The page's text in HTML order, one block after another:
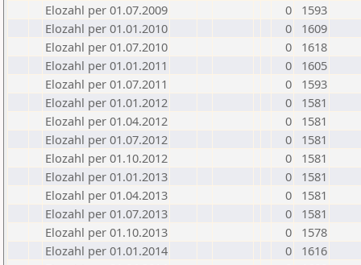
Elozahl per 01.07.2009
0
1593
Elozahl per 01.01.2010
0
1609
Elozahl per 01.07.2010
0
1618
Elozahl per 01.01.2011
0
1605
Elozahl per 01.07.2011
0
1593
Elozahl per 01.01.2012
0
1581
Elozahl per 01.04.2012
0
1581
Elozahl per 01.07.2012
0
1581
Elozahl per 01.10.2012
0
1581
Elozahl per 01.01.2013
0
1581
Elozahl per 01.04.2013
0
1581
Elozahl per 01.07.2013
0
1581
Elozahl per 01.10.2013
0
1578
Elozahl per 01.01.2014
0
1616